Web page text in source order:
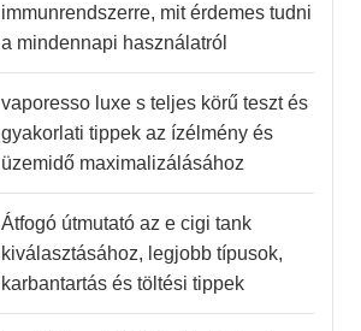
immunrendszerre, mit érdemes tudni
a mindennapi használatról
vaporesso luxe s teljes körű teszt és
gyakorlati tippek az ízélmény és
üzemidő maximalizálásához
Átfogó útmutató az e cigi tank
kiválasztásához, legjobb típusok,
karbantartás és töltési tippek